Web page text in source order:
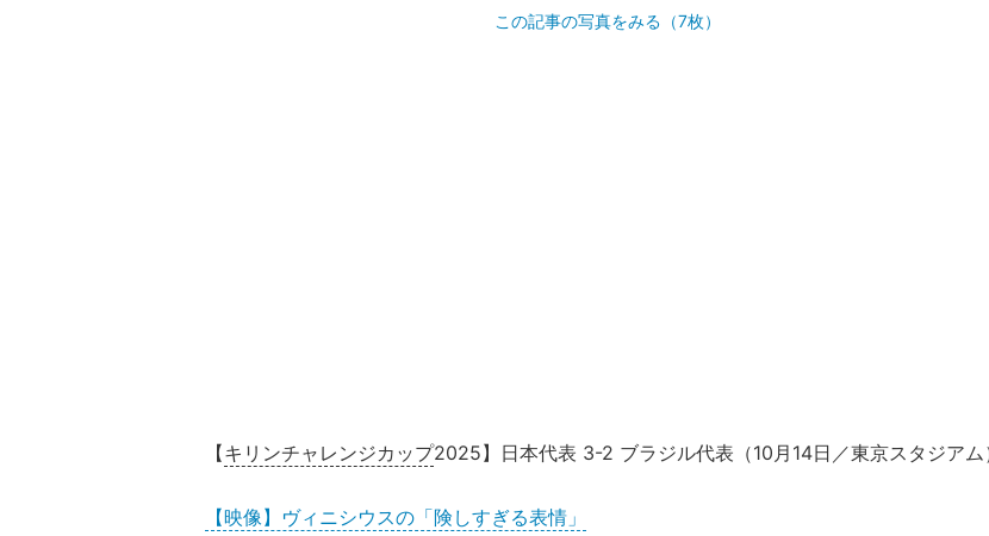
この記事の写真をみる（7枚）
【キリンチャレンジカップ2025】日本代表 3-2 ブラジル代表（10月14日／東京スタジアム
【映像】ヴィニシウスの「険しすぎる表情」